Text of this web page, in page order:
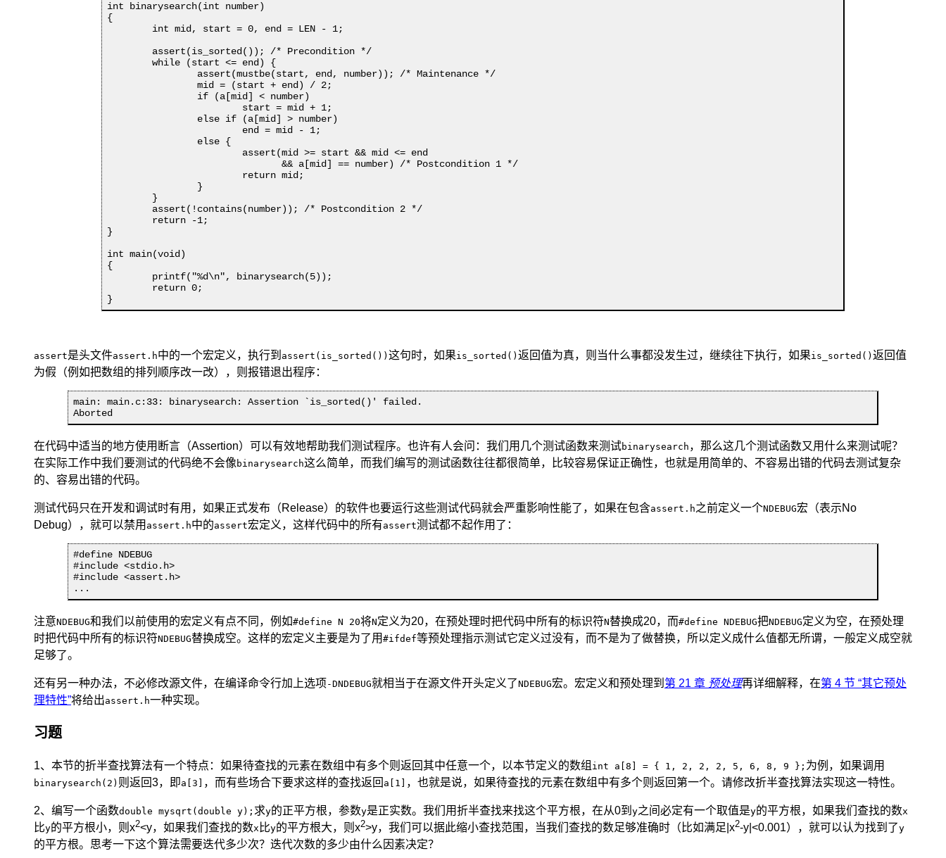
int binarysearch(int number)
{
	while (start <= end) {
		mid = (start + end) / 2;
}
int main(void)
{
}
assert是头文件assert.h中的一个宏定义，执行到 assert(is_sorted()) 这句时，如果is_sorted() 返回值为真，则当什么事都没发生过，继续往下执行，如果is_sorted() 返回值
为假（例如把数组的排列顺序改一改），则报错退出程序：
main: main.c:33: binarysearch: Assertion `is_sorted()' failed.
Aborted
在代码中适当的地方使用断言（Assertion） 可以有效地帮助我们测试程序。也许有人会问：我们用几个测试函数来测试binarysearch ，那么这几个测试函数又用什么来测试呢？
在实际工作中我们要测试的代码绝不会像 binarysearch这么简单，而我们编写的测试函数往往都很简单，比较容易保证正确性，也就是用简单的、不容易出错的代码去测试复杂
的、容易出错的代码。
测试代码只在开发和调试时有用，如果正式发布（Release） 的软件也要运行这些测试代码就会严重影响性能了，如果在包含assert.h之前定义一个NDEBUG宏（表示No
Debug），就可以禁用 assert.h中的assert宏定义，这样代码中的所有assert测试都不起作用了：
#define NDEBUG
#include <stdio.h>
#include <assert.h>
...
注意NDEBUG和我们以前使用的宏定义有点不同，例如#define N 20将N定义为20，在预处理时把代码中所有的标识符N替换成20，而#define NDEBUG把NDEBUG定义为空，在预处理
时把代码中所有的标识符NDEBUG替换成空。这样的宏定义主要是为了用 #ifdef等预处理指示测试它定义过没有，而不是为了做替换，所以定义成什么值都无所谓，一般定义成空就
足够了。
还有另一种办法，不必修改源文件，在编译命令行加上选项 -DNDEBUG就相当于在源文件开头定义了 NDEBUG宏。宏定义和预处理到 第 21 章 预处理再详细解释，在第 4 节 “其它预处
理特性”将给出assert.h一种实现。
习题
1、本节的折半查找算法有一个特点：如果待查找的元素在数组中有多个则返回其中任意一个，以本节定义的数组 int a[8] = { 1, 2, 2, 2, 5, 6, 8, 9 }; 为例，如果调用
binarysearch(2) 则返回3，即a[3] ，而有些场合下要求这样的查找返回 a[1] ，也就是说，如果待查找的元素在数组中有多个则返回第一个。请修改折半查找算法实现这一特性。
2、编写一个函数double mysqrt(double y); 求y的正平方根，参数y是正实数。我们用折半查找来找这个平方根，在从0到 y之间必定有一个取值是y的平方根，如果我们查找的数x
比y的平方根小，则x2<y，如果我们查找的数x 比y的平方根大，则x2>y，我们可以据此缩小查找范围，当我们查找的数足够准确时（比如满足|x2-y|<0.001），就可以认为找到了 y
的平方根。思考一下这个算法需要迭代多少次？迭代次数的多少由什么因素决定？